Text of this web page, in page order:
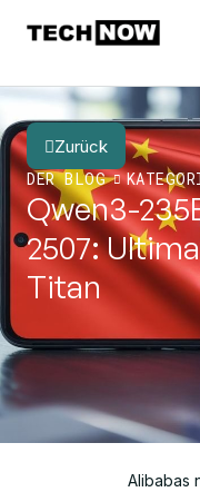
Zurück
DER BLOG
Qwen3-
2507:
Titan
Alibabas